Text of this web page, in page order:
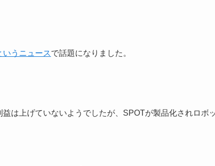
いうニュースで話題になりました。
は上げていないようでしたが、SPOTが製品化されロボ